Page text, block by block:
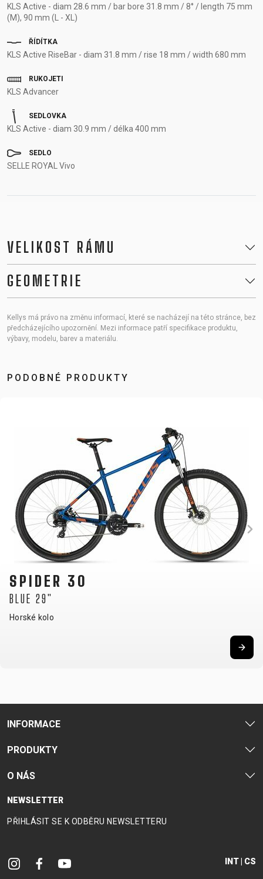
KLS Active - diam 28.6 mm / bar bore 31.8 mm / 8° / length 75 mm
(M), 90 mm (L - XL)
ŘÍDÍTKA
KLS Active RiseBar - diam 31.8 mm / rise 18 mm / width 680 mm
RUKOJETI
KLS Advancer
SEDLOVKA
KLS Active - diam 30.9 mm / délka 400 mm
SEDLO
SELLE ROYAL Vivo
VELIKOST RÁMU
GEOMETRIE
Kellys má právo na změnu informací, které se nacházejí na této stránce, bez
předcházejícího upozornění. Mezi informace patří specifikace produktu,
výbavy, modelu, barev a materiálu.
PODOBNÉ PRODUKTY
INFORMACE
PRODUKTY
O NÁS
NEWSLETTER
PŘIHLÁSIT SE K ODBĚRU NEWSLETTERU
INT | CS